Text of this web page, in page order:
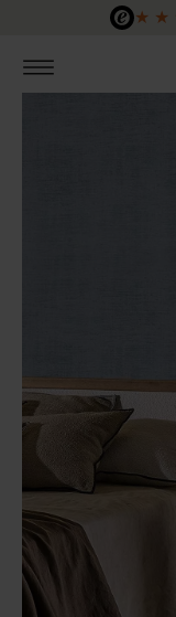
Zum Hauptinhalt ★ ★